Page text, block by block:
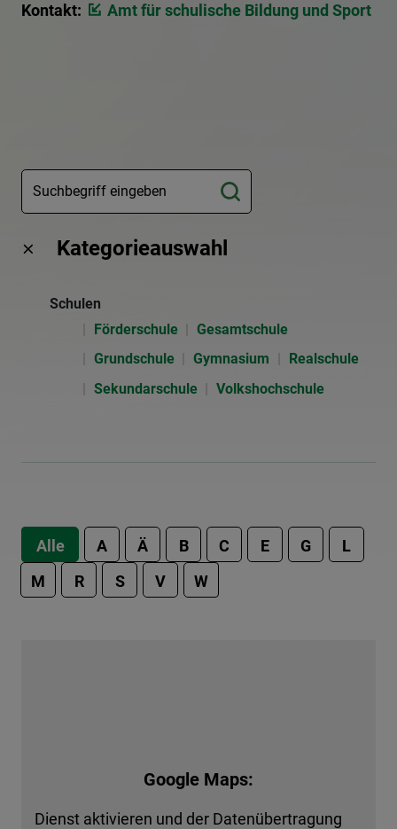
Kontakt: Amt für schulische Bildung und Sport
Kategorieauswahl
Schulen
Förderschule
Gesamtschule
Grundschule
Gymnasium
Realschule
Sekundarschule
Volkshochschule
Alle A Ä B C E G
L
M
R S V W
Google Maps:
Dienst aktivieren und der Datenübertragung